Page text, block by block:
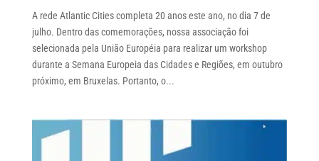
A rede Atlantic Cities completa 20 anos este ano, no dia 7 de
julho. Dentro das comemorações, nossa associação foi
selecionada pela União Européia para realizar um workshop
durante a Semana Europeia das Cidades e Regiões, em outubro
próximo, em Bruxelas. Portanto, o...